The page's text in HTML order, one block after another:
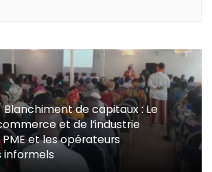
Blanchiment de capitaux : Le
et de l’industrie
et les opérateurs
informels